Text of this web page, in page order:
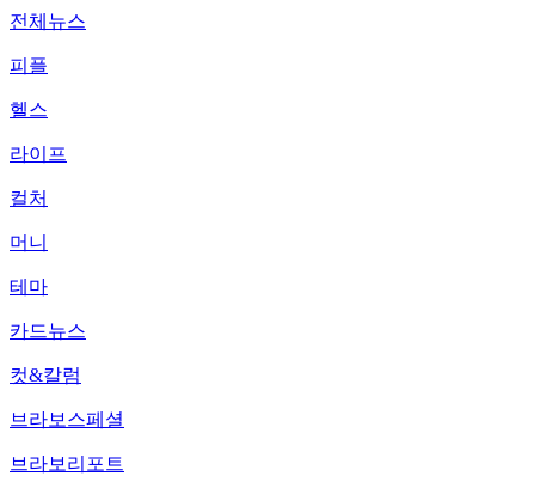
전체뉴스
피플
헬스
라이프
컬처
머니
테마
카드뉴스
컷&칼럼
브라보스페셜
브라보리포트